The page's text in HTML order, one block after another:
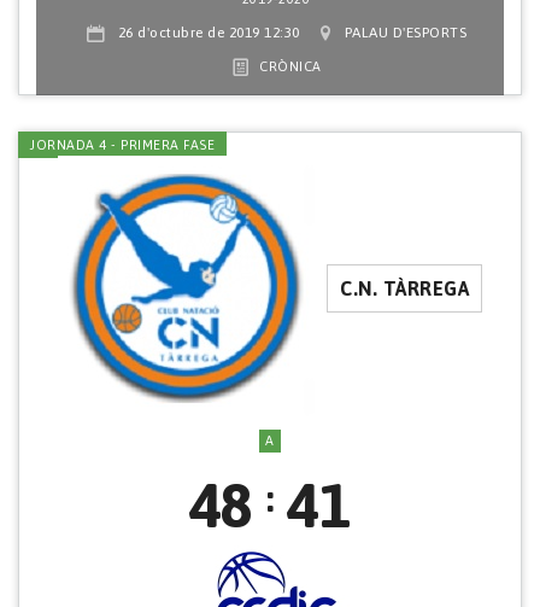
26 d'octubre de 2019 12:30 PALAU D'ESPORTS
CRÒNICA
JORNADA 4 - PRIMERA FASE
C.N. TÀRREGA
A
48 : 41